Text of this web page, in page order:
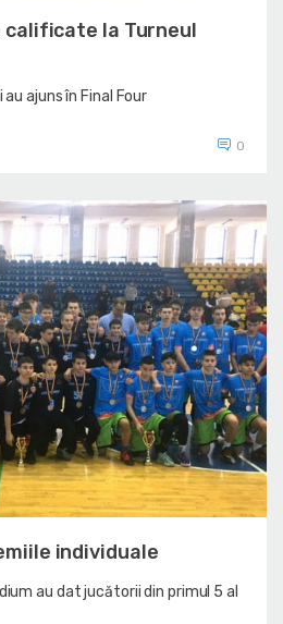
calificate la Turneul
ajuns în Final Four
0
individuale
au dat jucătorii din primul 5 al